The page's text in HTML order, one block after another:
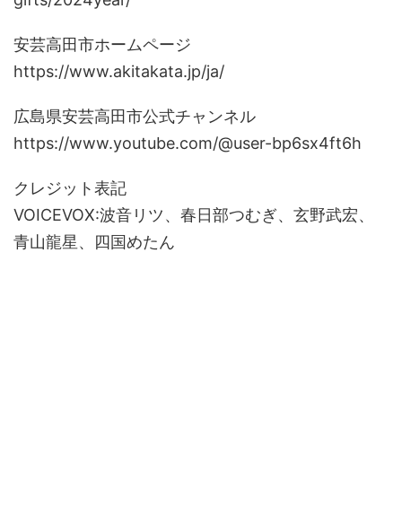
安芸高田市ホームページ
https://www.akitakata.jp/ja/
広島県安芸高田市公式チャンネル
https://www.youtube.com/@user-bp6sx4ft6h
クレジット表記
VOICEVOX:波音リツ、春日部つむぎ、玄野武宏、
青山龍星、四国めたん